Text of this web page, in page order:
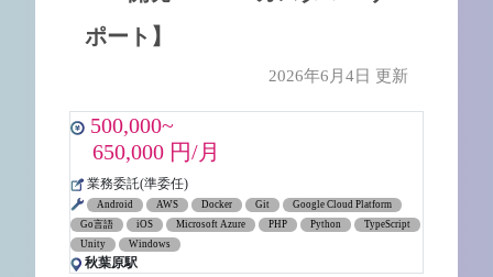
ポート】
2026年6月4日 更新
500,000~
650,000 円/月
業務委託(準委任)
Android AWS Docker Git
Google Cloud Platform
Go言語
iOS Microsoft Azure PHP Python
TypeScript
Unity
Windows
秋葉原駅